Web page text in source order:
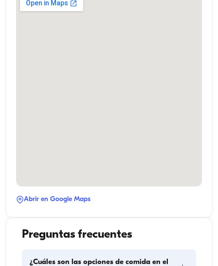
Abrir en Google Maps
Preguntas frecuentes
¿Cuáles son las opciones de comida en el